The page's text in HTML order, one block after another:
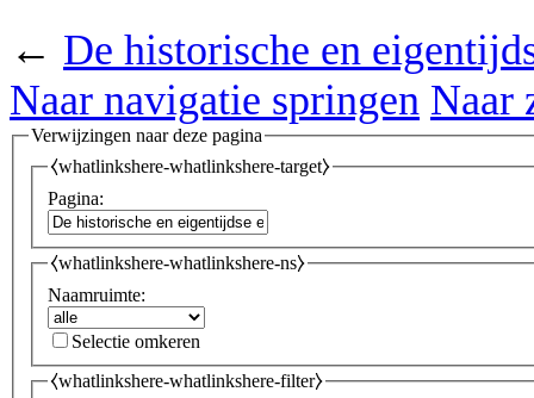
← De historische en
Naar navigatie springen Naar
Verwijzingen naar deze pagina
⧼whatlinkshere-whatlinkshere-target⧽
Pagina:
⧼whatlinkshere-whatlinkshere-ns⧽
Naamruimte:
Selectie omkeren
⧼whatlinkshere-whatlinkshere-filter⧽